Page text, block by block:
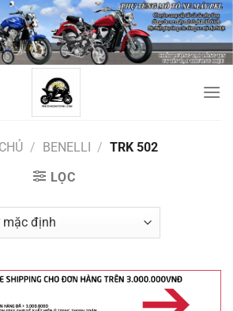
/ BENELLI / TRK 502
LỌC